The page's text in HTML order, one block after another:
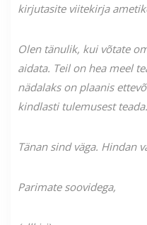
kirjutasite viitekirja
Olen tänulik, kui võtate
aidata. Teil on hea meel
nädalaks on plaanis
kindlasti tulemusest teada.
Tänan sind väga. Hindan
Parimate soovidega,